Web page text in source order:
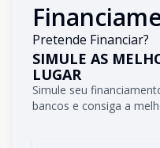
Pretende Financiar?
SIMULE AS
LUGAR
Simule seu
bancos e consiga a